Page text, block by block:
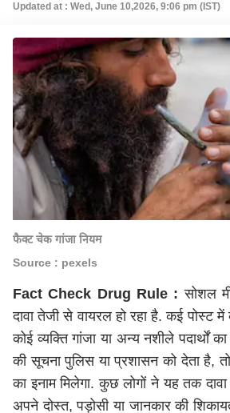
Updated at : Wed, June 10,2026, 9:06 pm (IST)
फैक्ट चेक गांजा नियम
Source : pexels
Fact Check Drug Rule :सोशल
दावा तेजी से वायरल हो रहा है. कई पोस्ट
कोई व्यक्ति गांजा या अन्य नशीले पदार्थों
की सूचना पुलिस या प्रशासन को देता है,
का इनाम मिलेगा. कुछ लोगों ने यह तक
अपने दोस्त, पड़ोसी या जानकार की